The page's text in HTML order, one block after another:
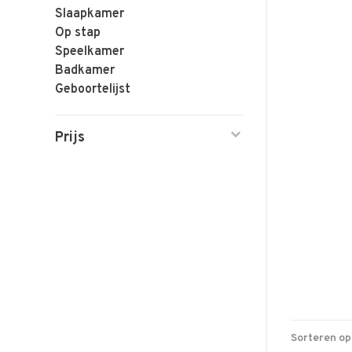
Slaapkamer
Op stap
Speelkamer
Badkamer
Geboortelijst
Prijs
Sorteren